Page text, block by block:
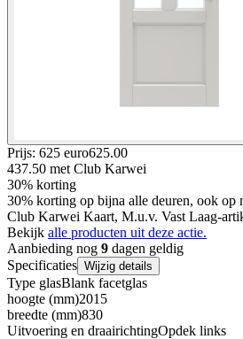
Prijs: 625 euro625.00
437.50 met Club Karwei
30% korting
30% korting op bijna alle deuren, ook op
Club Karwei Kaart, M.u.v. Vast Laag-
Bekijk alle producten uit deze actie.
Aanbieding nog 9 dagen geldig
Specificaties Wijzig details
Type glasBlank facetglas
hoogte (mm)2015
breedte (mm)830
Uitvoering en draairichtingOpdek links